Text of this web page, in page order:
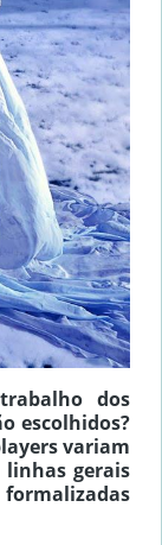
dos
escolhidos?
variam
gerais
formalizadas